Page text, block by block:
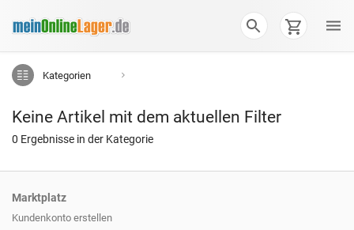
Kategorien
Keine Artikel mit dem aktuellen Filter
0 Ergebnisse in der Kategorie
Marktplatz
Kundenkonto erstellen